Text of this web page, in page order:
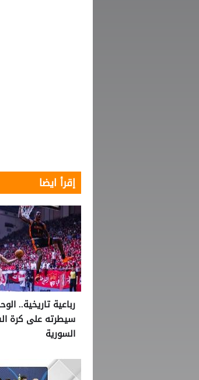
إقرأ ايضا
رباعية تاريخية..
سيطرته على كرة
السورية